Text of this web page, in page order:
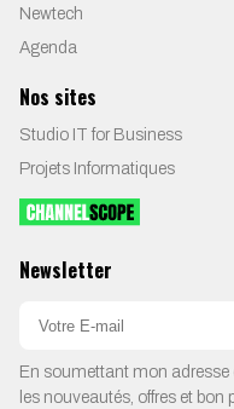
Newtech
Agenda
Nos sites
Studio IT for Business
Projets Informatiques
Newsletter
En soumettant mon adresse
les nouveautés, offres et